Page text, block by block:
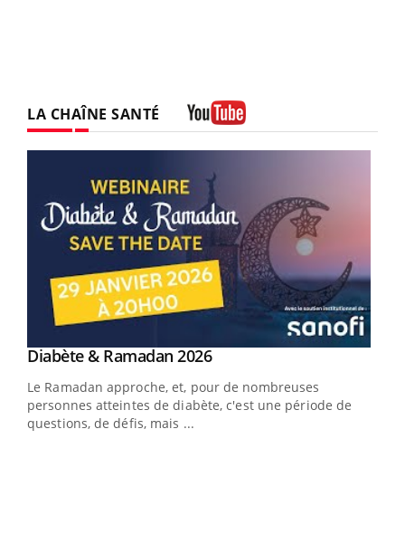
LA CHAÎNE SANTÉ
Youtube
Diabète & Ramadan 2026Youtube
Le Ramadan approche, et, pour de nombreuses
personnes atteintes de diabète, c'est une période de
questions, de défis, mais ...